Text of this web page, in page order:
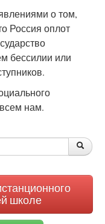
о том,
Россия оплот
бессилии или
нам.
школе